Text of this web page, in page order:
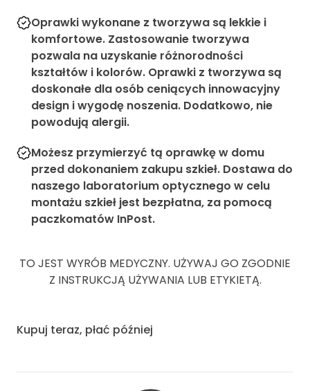
Oprawki wykonane z tworzywa są lekkie i
komfortowe. Zastosowanie tworzywa
pozwala na uzyskanie różnorodności
kształtów i kolorów. Oprawki z tworzywa są
doskonałe dla osób ceniących innowacyjny
design i wygodę noszenia. Dodatkowo, nie
powodują alergii.
Możesz przymierzyć tą oprawkę w domu
przed dokonaniem zakupu szkieł. Dostawa do
naszego laboratorium optycznego w celu
montażu szkieł jest bezpłatna, za pomocą
paczkomatów InPost.
TO JEST WYRÓB MEDYCZNY. UŻYWAJ GO ZGODNIE
Z INSTRUKCJĄ UŻYWANIA LUB ETYKIETĄ.
Kupuj teraz, płać później